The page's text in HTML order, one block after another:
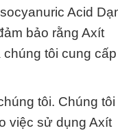
Acid
bảo rằng Axít
tôi cung
tôi. Chúng
việc sử dụng Axít